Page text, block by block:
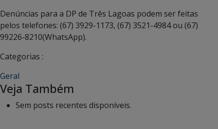
Denúncias para a DP de Três Lagoas podem ser feitas
pelos telefones: (67) 3929-1173, (67) 3521-4984 ou (67)
99226-8210(WhatsApp).
Categorias :
Geral
Veja Também
Sem posts recentes disponíveis.